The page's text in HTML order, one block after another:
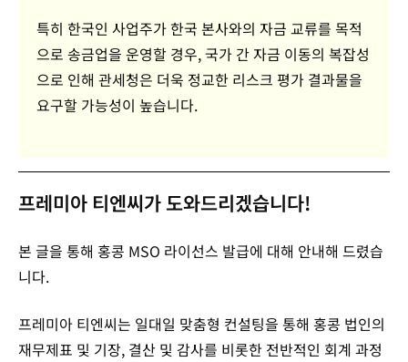
특히 한국인 사업주가 한국 본사와의 자금 교류를 목적
으로 송금업을 운영할 경우, 국가 간 자금 이동의 복잡성
으로 인해 관세청은 더욱 정교한 리스크 평가 결과물을
요구할 가능성이 높습니다.
프레미아 티엔씨가 도와드리겠습니다!
본 글을 통해 홍콩 MSO 라이선스 발급에 대해 안내해 드렸습
니다.
프레미아 티엔씨는 일대일 맞춤형 컨설팅을 통해 홍콩 법인의
재무제표 및 기장, 결산 및 감사를 비롯한 전반적인 회계 과정